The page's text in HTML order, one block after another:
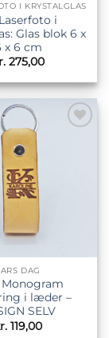
I KRYSTALGLAS
i
Glas blok 6 x
x 6 cm
275,00
DAG
i læder –
SELV
119,00